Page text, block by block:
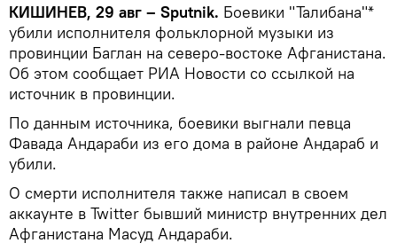
КИШИНЕВ, 29 авг – Sputnik. Боевики "Талибана"*
убили исполнителя фольклорной музыки из
провинции Баглан на северо-востоке Афганистана.
Об этом сообщает РИА Новости со ссылкой на
источник в провинции.
По данным источника, боевики выгнали певца
Фавада Андараби из его дома в районе Андараб и
убили.
О смерти исполнителя также написал в своем
аккаунте в Twitter бывший министр внутренних дел
Афганистана Масуд Андараби.